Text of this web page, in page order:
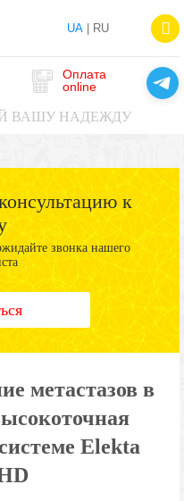
UA| RU
Оплата
online
ВАШУ НАДЕЖДУ
к
звонка нашего
метастазов в
Elekta